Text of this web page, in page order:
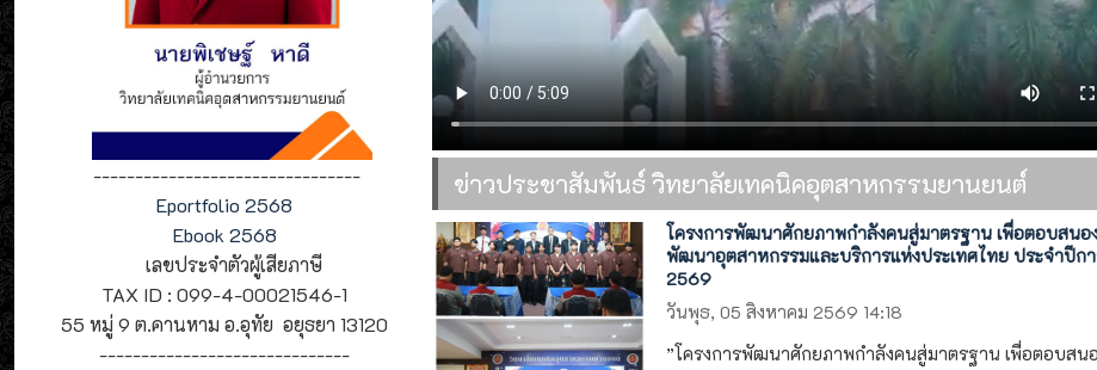
--------------------------------
Eportfolio 2568
Ebook 2568
เลขประจำตัวผู้เสียภาษี
TAX ID : 099-4-00021546-1
55 หมู่ 9 ต.คานหาม อ.อุทัย อยุธยา 13120
------------------------------
ข่าวประชาสัมพันธ์ วิทยาลัยเทคนิคอุตสาหกรรมยานยนต์
โครงการพัฒนาศักยภาพกำลังคนสู่มาตรฐาน เพื่อตอบสนอ
พัฒนาอุตสาหกรรมและบริการแห่งประเทศไทย ประจำปีก
2569
วันพุธ, 05 สิงหาคม 2569 14:18
”โครงการพัฒนาศักยภาพกำลังคนสู่มาตรฐาน เพื่อตอบสน